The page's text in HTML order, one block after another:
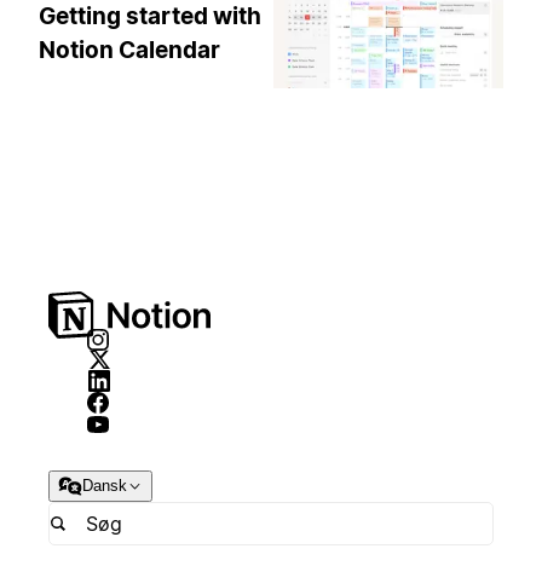
Getting started with
Notion Calendar
Dansk